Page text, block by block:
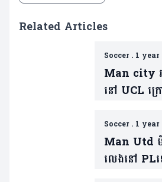
Related Articles
Soccer. 1 year
Man city រ
នៅ UCL​ ក្
វីដេអូ)
Soccer. 1 year
Man Utd មិ
លេងនៅ ​PL